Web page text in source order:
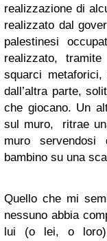
realizzazione di
realizzato dal
palestinesi
realizzato,
squarci
dall’altra parte,
che giocano. Un
sul muro, ritrae
muro
bambino su una
Quello che mi
nessuno abbia
lui (o lei, o